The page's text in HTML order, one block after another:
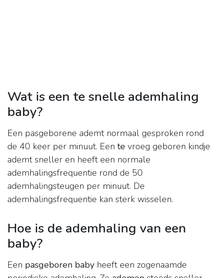
Wat is een te snelle ademhaling
baby?
Een pasgeborene ademt normaal gesproken rond
de 40 keer per minuut. Een te vroeg geboren kindje
ademt sneller en heeft een normale
ademhalingsfrequentie rond de 50
ademhalingsteugen per minuut. De
ademhalingsfrequentie kan sterk wisselen.
Hoe is de ademhaling van een
baby?
Een pasgeboren baby heeft een zogenaamde